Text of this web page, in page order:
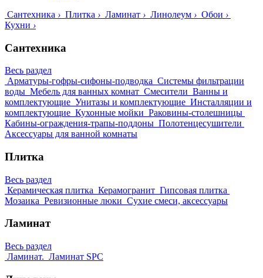
Сантехника › Плитка › Ламинат › Линолеум › Обои ›
Кухни ›
Сантехника
Весь раздел
Арматуры-гофры-сифоны-подводка Системы фильтрации
воды Мебель для ванных комнат Смесители Ванны и
комплектующие Унитазы и комплектующие Инсталляции и
комплектующие Кухонные мойки Раковины-столешницы
Кабины-ограждения-трапы-поддоны Полотенцесушители
Аксессуары для ванной комнаты
Плитка
Весь раздел
Керамическая плитка Керамогранит Гипсовая плитка
Мозаика Ревизионные люки Сухие смеси, аксессуары
Ламинат
Весь раздел
Ламинат. Ламинат SPC